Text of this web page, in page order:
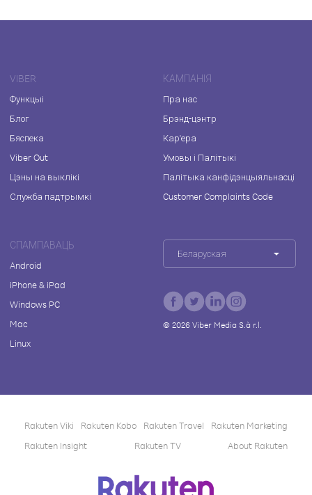
VIBER
Функцыі
Блог
Бяспека
Viber Out
Цэны на выклікі
Служба падтрымкі
КАМПАНІЯ
Пра нас
Брэнд-цэнтр
Кар'ера
Умовы і Палітыкі
Палітыка канфідэнцыяльнасці
Customer Complaints Code
СПАМПАВАЦЬ
Android
iPhone & iPad
Windows PC
Mac
Linux
Беларуская
© 2026Viber Media S.à r.l.
Rakuten Viki Rakuten Kobo Rakuten Travel
Rakuten Marketing
Rakuten Insight
Rakuten TV About Rakuten